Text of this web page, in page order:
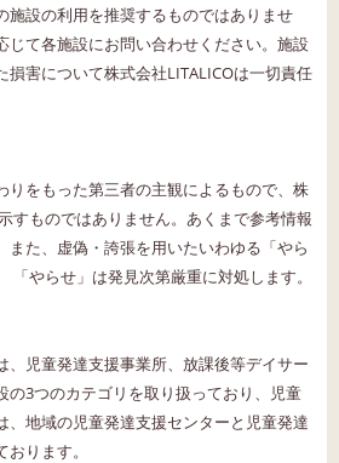
施設の利用を推奨するものではありませ
じて各施設にお問い合わせください。施設
損害について株式会社LITALICOは一切責任
りをもった第三者の主観によるもので、株
すものではありません。あくまで参考情報
また、虚偽・誇張を用いたいわゆる「やら
「やらせ」は発見次第厳重に対処します。
、児童発達支援事業所、放課後等デイサー
の3つのカテゴリを取り扱っており、児童
、地域の児童発達支援センターと児童発達
ります。